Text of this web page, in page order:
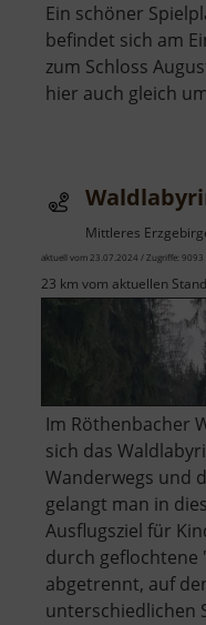
Ein schöner
befindet sich am
zum Schloss
hier auch gleich
Mittleres
aktuell vom 23.07.2024 / Zugriffe: 9093
23 km vom aktuellen
Im Röthenbacher
sich das
Wanderwegs und
gelangt man in
Ausflugsziel für
durch geflochtene
abgetrennt, auf
unterschiedlichen